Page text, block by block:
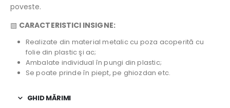
poveste.
▧ CARACTERISTICI INSIGNE:
Realizate din material metalic cu poza acoperită cu
folie din plastic şi ac;
Ambalate individual în pungi din plastic;
Se poate prinde în piept, pe ghiozdan etc.
GHID MĂRIMI